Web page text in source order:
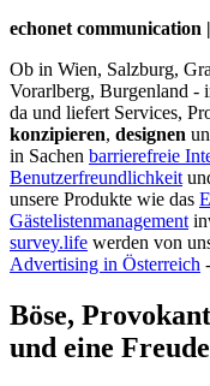
echonet communication
Ob in Wien, Salzburg,
Vorarlberg, Burgenland -
da und liefert Services,
konzipieren, designen
in Sachen barrierefreie
Benutzerfreundlichkeit
unsere Produkte wie das
Gästelistenmanagement
survey.life werden von
Advertising in Österreich
Böse,
und eine Freude